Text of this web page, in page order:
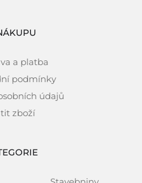
a platba
podmínky
údajů
zboží